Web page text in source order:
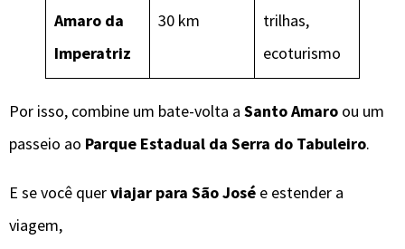
Amaro da
Imperatriz
30 km
trilhas,
ecoturismo
Por isso, combine um bate-volta a Santo Amaro ou um
passeio ao Parque Estadual da Serra do Tabuleiro.
E se você querviajar para São José e estender a
viagem,